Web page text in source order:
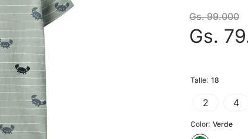
Gs. 99.000
Gs. 79
Color: Verde
Talle: 18
2 4